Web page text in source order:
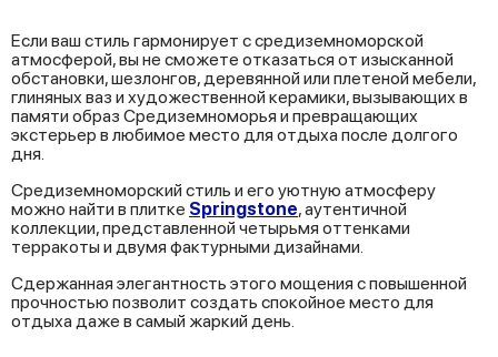
Если ваш стиль гармонирует с средиземноморской
атмосферой, вы не сможете отказаться от изысканной
обстановки, шезлонгов, деревянной или плетеной мебели,
глиняных ваз и художественной керамики, вызывающих в
памяти образ Средиземноморья и превращающих
экстерьер в любимое место для отдыха после долгого
дня.
Средиземноморский стиль и его уютную атмосферу
можно найти в плитке Springstone, аутентичной
коллекции, представленной четырьмя оттенками
терракоты и двумя фактурными дизайнами.
Сдержанная элегантность этого мощения с повышенной
прочностью позволит создать спокойное место для
отдыха даже в самый жаркий день.